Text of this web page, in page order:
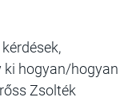
ki hogyan/hogyan
Zsolték